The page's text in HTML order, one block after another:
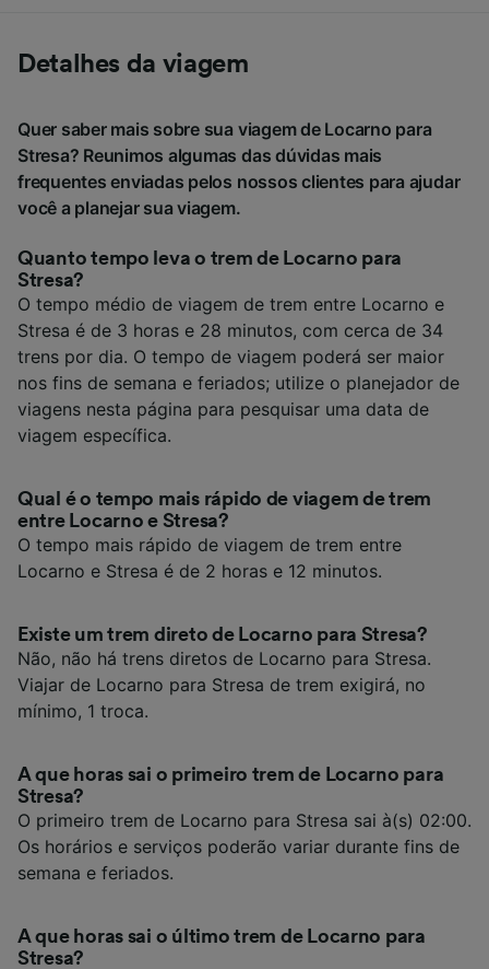
Detalhes da viagem
Quer saber mais sobre sua viagem de Locarno para
Stresa? Reunimos algumas das dúvidas mais
frequentes enviadas pelos nossos clientes para ajudar
você a planejar sua viagem.
Quanto tempo leva o trem de Locarno para
Stresa?
O tempo médio de viagem de trem entre Locarno e
Stresa é de 3 horas e 28 minutos, com cerca de 34
trens por dia. O tempo de viagem poderá ser maior
nos fins de semana e feriados; utilize o planejador de
viagens nesta página para pesquisar uma data de
viagem específica.
Qual é o tempo mais rápido de viagem de trem
entre Locarno e Stresa?
O tempo mais rápido de viagem de trem entre
Locarno e Stresa é de 2 horas e 12 minutos.
Existe um trem direto de Locarno para Stresa?
Não, não há trens diretos de Locarno para Stresa.
Viajar de Locarno para Stresa de trem exigirá, no
mínimo, 1 troca.
A que horas sai o primeiro trem de Locarno para
Stresa?
O primeiro trem de Locarno para Stresa sai à(s) 02:00.
Os horários e serviços poderão variar durante fins de
semana e feriados.
A que horas sai o último trem de Locarno para
Stresa?